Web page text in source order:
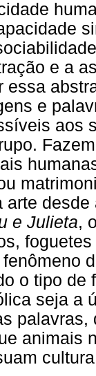
e a
essa
e
aos
arte
e Julieta,
o tipo de
seja a
animais